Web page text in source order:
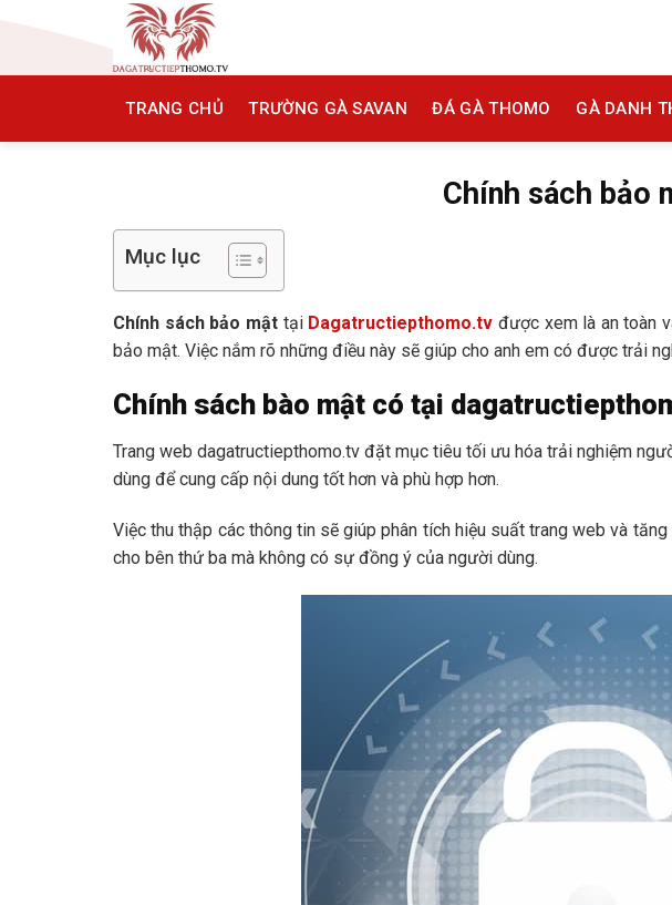
TRANG CHỦ TRƯỜNG GÀ SAVAN ĐÁ GÀ THOMO GÀ DANH
Chính sách bảo
Mục lục
Chính sách bảo mật tại Dagatructiepthomo.tv được xem là an toàn
bảo mật. Việc nắm rõ những điều này sẽ giúp cho anh em có được trải
Chính sách bào mật có tại
Trang web dagatructiepthomo.tv đặt mục tiêu tối ưu hóa trải nghiệm
dùng để cung cấp nội dung tốt hơn và phù hợp hơn.
Việc thu thập các thông tin sẽ giúp phân tích hiệu suất trang web và
cho bên thứ ba mà không có sự đồng ý của người dùng.